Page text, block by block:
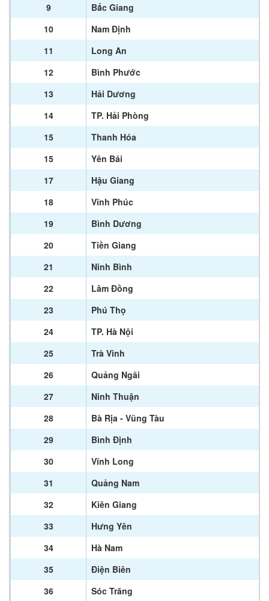
9
Bắc Giang
10
Nam Định
11
Long An
12
Bình Phước
13
Hải Dương
14
TP. Hải Phòng
15
Thanh Hóa
15
Yên Bái
17
Hậu Giang
18
Vĩnh Phúc
19
Bình Dương
20
Tiền Giang
21
Ninh Bình
22
Lâm Đồng
23
Phú Thọ
24
TP. Hà Nội
25
Trà Vinh
26
Quảng Ngãi
27
Ninh Thuận
28
Bà Rịa - Vũng Tàu
29
Bình Định
30
Vĩnh Long
31
Quảng Nam
32
Kiên Giang
33
Hưng Yên
34
Hà Nam
35
Điện Biên
36
Sóc Trăng